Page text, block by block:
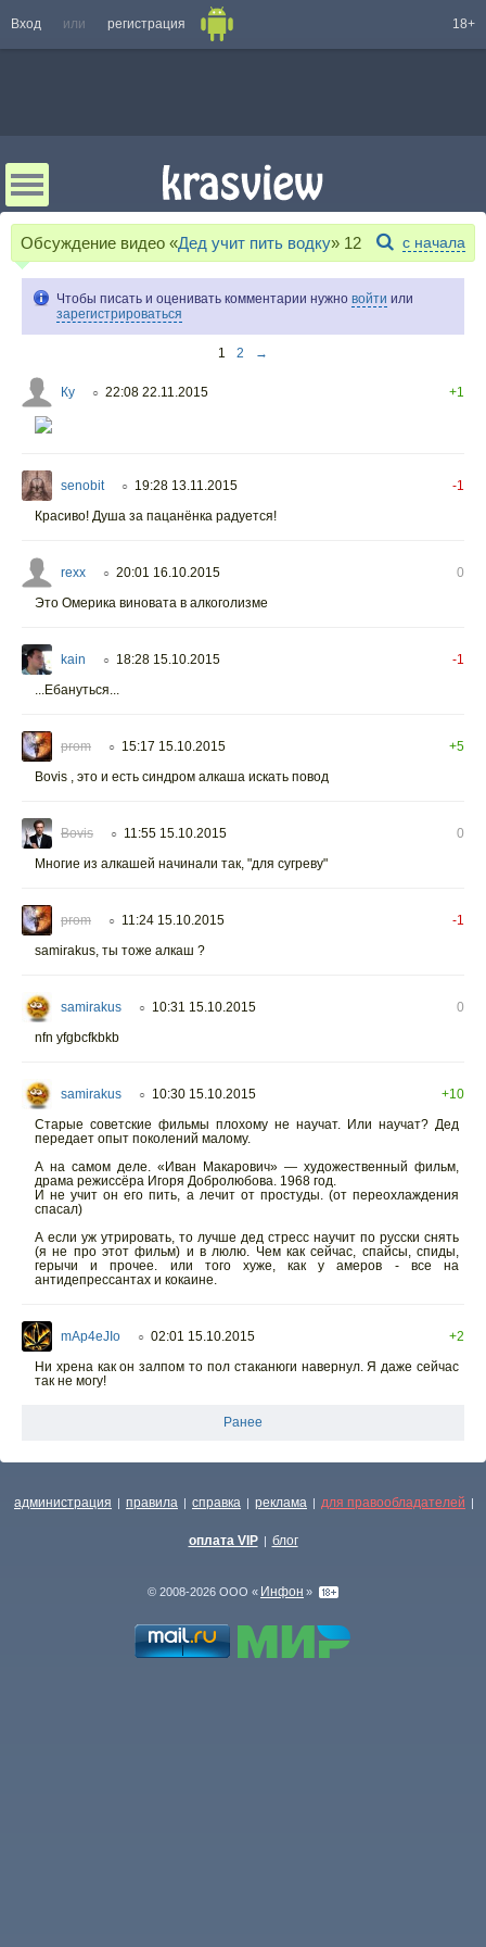
Вход или регистрация 18+
Обсуждение видео «Дед учит пить водку» 12 с начала
Чтобы писать и оценивать комментарии нужно войти или
зарегистрироваться
1 2 →
Ку ○ 22:08 22.11.2015 +1
senobit ○ 19:28 13.11.2015
-1
Красиво! Душа за пацанёнка радуется!
rexx ○ 20:01 16.10.2015
0
Это Омерика виновата в алкоголизме
kain ○ 18:28 15.10.2015
-1
...Ебануться...
prom ○ 15:17 15.10.2015
+5
Bovis , это и есть синдром алкаша искать повод
Bovis ○ 11:55 15.10.2015
0
Многие из алкашей начинали так, "для сугреву"
prom ○ 11:24 15.10.2015
-1
samirakus, ты тоже алкаш ?
samirakus ○ 10:31 15.10.2015
0
nfn yfgbcfkbkb
samirakus ○ 10:30 15.10.2015
+10
Старые советские фильмы плохому не научат. Или научат? Дед
передает опыт поколений малому.
А на самом деле. «Иван Макарович» — художественный фильм,
драма режиссёра Игоря Добролюбова. 1968 год.
И не учит он его пить, а лечит от простуды. (от переохлаждения
спасал)
А если уж утрировать, то лучше дед стресс научит по русски снять
(я не про этот фильм) и в люлю. Чем как сейчас, спайсы, спиды,
герычи и прочее. или того хуже, как у амеров - все на
антидепрессантах и кокаине.
mAp4eJIo ○ 02:01 15.10.2015
+2
Ни хрена как он залпом то пол стаканюги навернул. Я даже сейчас
так не могу!
Ранее
администрация | правила | справка | реклама | для правообладателей |
оплата VIP | блог
© 2008-2026 ООО « Инфон »